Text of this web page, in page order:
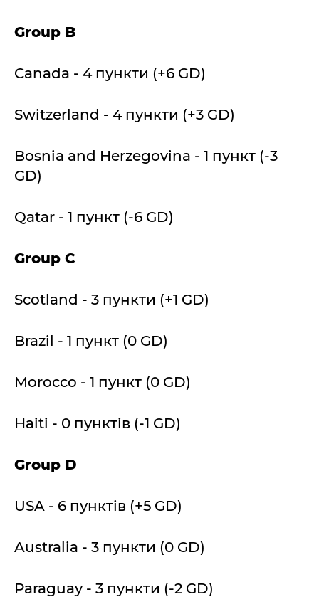
Group B
Canada - 4 пункти (+6 GD)
Switzerland - 4 пункти (+3 GD)
Bosnia and Herzegovina - 1 пункт (-3
GD)
Qatar - 1 пункт (-6 GD)
Group C
Scotland - 3 пункти (+1 GD)
Brazil - 1 пункт (0 GD)
Morocco - 1 пункт (0 GD)
Haiti - 0 пунктів (-1 GD)
Group D
USA - 6 пунктів (+5 GD)
Australia - 3 пункти (0 GD)
Paraguay - 3 пункти (-2 GD)